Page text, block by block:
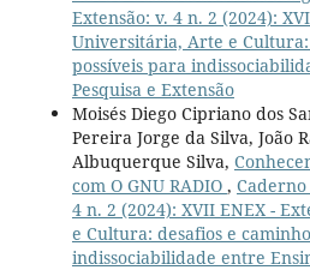
Extensão: v. 4 n. 2 (2024):
Universitária, Arte e
possíveis para
Pesquisa e Extensão
Moisés Diego Cipriano dos
Pereira Jorge da Silva, João
Albuquerque Silva,
com O GNU RADIO ,
4 n. 2 (2024): XVII ENEX -
e Cultura: desafios e
indissociabilidade entre